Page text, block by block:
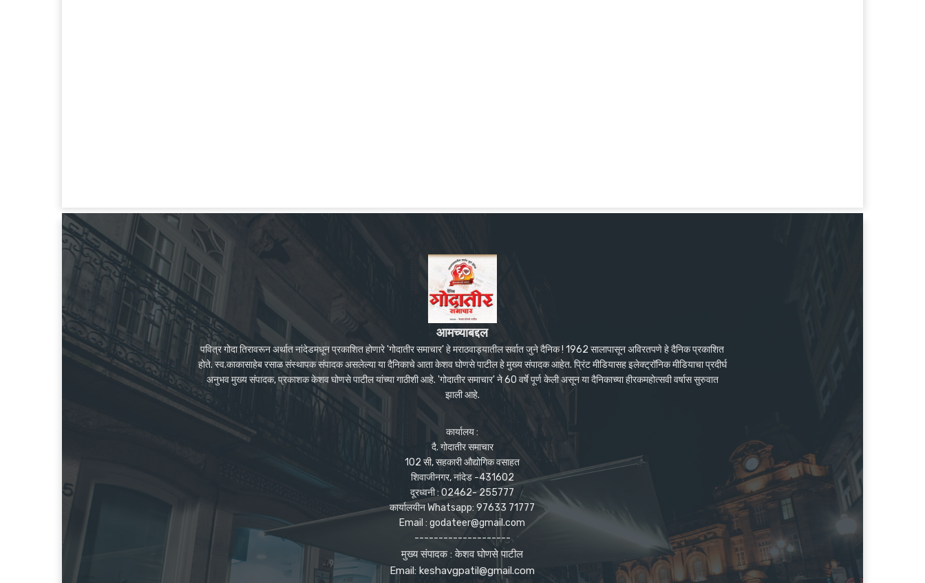
आमच्याबद्दल
पवित्र गोदा तिरावरून अर्थात नांदेडमधून प्रकाशित होणारे 'गोदातीर समाचार' हे मराठवाड्यातील सर्वात जुने दैनिक ! 1962 सालापासून अविरतपणे हे दैनिक प्रकाशित
होते. स्व.काकासाहेब रसाळ संस्थापक संपादक असलेल्या या दैनिकाचे आता केशव घोणसे पाटील हे मुख्य संपादक आहेत. प्रिंट मीडियासह इलेक्ट्रॉनिक मीडियाचा प्रदीर्घ
अनुभव मुख्य संपादक, प्रकाशक केशव घोणसे पाटील यांच्या गाठीशी आहे. 'गोदातीर समाचार' ने 60 वर्षे पूर्ण केली असून या दैनिकाच्या हीरकमहोत्सवी वर्षास सुरुवात
झाली आहे.
कार्यालय :
दै. गोदातीर समाचार
102 सी, सहकारी औद्योगिक वसाहत
शिवाजीनगर, नांदेड -431602
दूरध्वनी : 02462- 255777
कार्यालयीन Whatsapp: 97633 71777
Email : godateer@gmail.com
--------------------
मुख्य संपादक : केशव घोणसे पाटील
Email: keshavgpatil@gmail.com